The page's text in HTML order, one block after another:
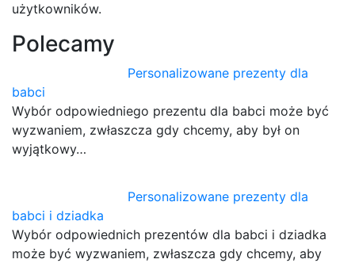
użytkowników.
Polecamy
Personalizowane prezenty dla
babci
Wybór odpowiedniego prezentu dla babci może być
wyzwaniem, zwłaszcza gdy chcemy, aby był on
wyjątkowy…
Personalizowane prezenty dla
babci i dziadka
Wybór odpowiednich prezentów dla babci i dziadka
może być wyzwaniem, zwłaszcza gdy chcemy, aby